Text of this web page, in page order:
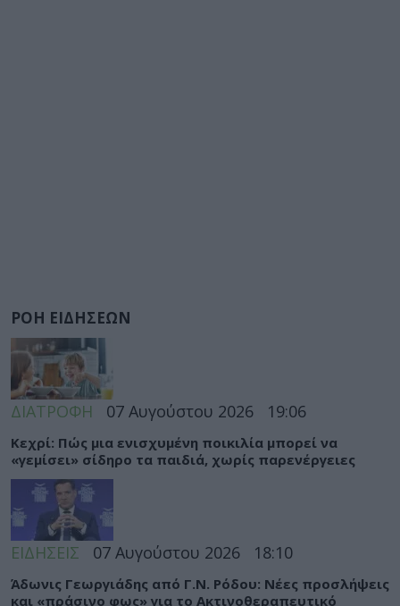
ΡΟΗ ΕΙΔΗΣΕΩΝ
ΔΙΑΤΡΟΦΗ 07 Αυγούστου 2026 19:06
Κεχρί: Πώς μια ενισχυμένη ποικιλία μπορεί να
«γεμίσει» σίδηρο τα παιδιά, χωρίς παρενέργειες
ΕΙΔΗΣΕΙΣ 07 Αυγούστου 2026 18:10
Άδωνις Γεωργιάδης από Γ.Ν. Ρόδου: Νέες προσλήψεις
και «πράσινο φως» για το Ακτινοθεραπευτικό